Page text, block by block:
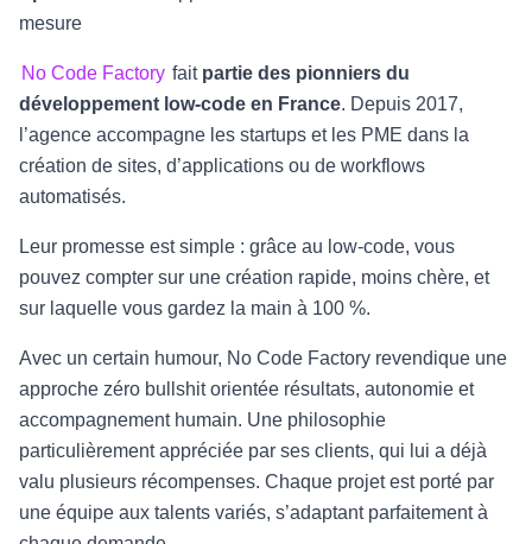
mesure
No Code Factory fait partie des pionniers du
développement low-code en France. Depuis 2017,
l’agence accompagne les startups et les PME dans la
création de sites, d’applications ou de workflows
automatisés.
Leur promesse est simple : grâce au low-code, vous
pouvez compter sur une création rapide, moins chère, et
sur laquelle vous gardez la main à 100 %.
Avec un certain humour, No Code Factory revendique une
approche zéro bullshit orientée résultats, autonomie et
accompagnement humain. Une philosophie
particulièrement appréciée par ses clients, qui lui a déjà
valu plusieurs récompenses. Chaque projet est porté par
une équipe aux talents variés, s’adaptant parfaitement à